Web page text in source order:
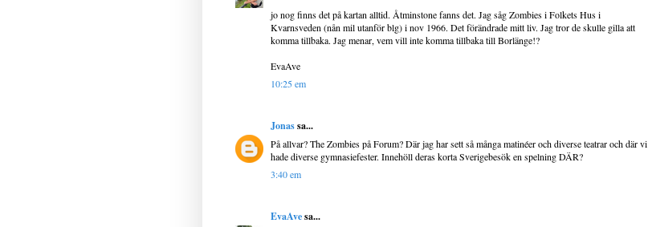
jo nog finns det på kartan alltid. Åtminstone fanns det. Jag såg Zombies i Folkets Hus i
Kvarnsveden (nån mil utanför blg) i nov 1966. Det förändrade mitt liv. Jag tror de skulle gilla att
komma tillbaka. Jag menar, vem vill inte komma tillbaka till Borlänge!?
EvaAve
10:25 em
Jonassa...
På allvar? The Zombies på Forum? Där jag har sett så många matinéer och diverse teatrar och där vi
hade diverse gymnasiefester. Innehöll deras korta Sverigebesök en spelning DÄR?
3:40 em
EvaAvesa...